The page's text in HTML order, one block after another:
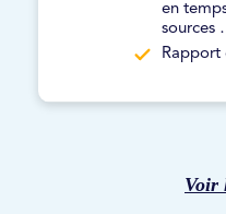
en
sources
Rapport
Voir